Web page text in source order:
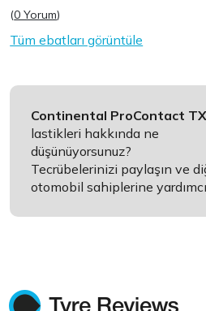
(0 Yorum)
Tüm ebatları görüntüle
Continental ProContact TX
lastikleri hakkında ne
düşünüyorsunuz?
Tecrübelerinizi paylaşın ve
otomobil sahiplerine